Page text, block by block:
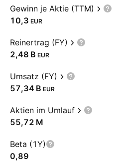
Gewinn je Aktie (TTM)
10,3 EUR
Reinertrag (FY)
‪2,48 B‬ EUR
Umsatz (FY)
‪57,34 B‬ EUR
Aktien im Umlauf
‪55,72 M‬
Beta (1Y)
0,89